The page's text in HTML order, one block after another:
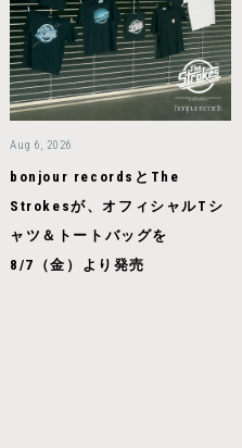
Aug 6, 2026
bonjour recordsとThe
Strokesが、オフィシャルTシ
ャツ＆トートバッグを
8/7（金）より発売